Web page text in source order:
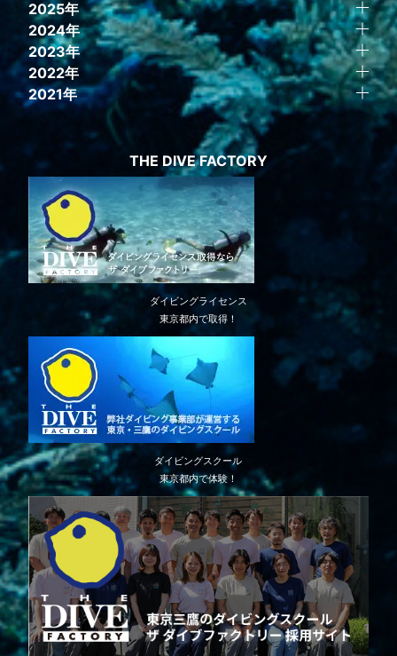
2025年
2024年
2023年
2022年
2021年
THE DIVE FACTORY
ダイビングライセンス
東京都内で取得！
ダイビングスクール
東京都内で体験！